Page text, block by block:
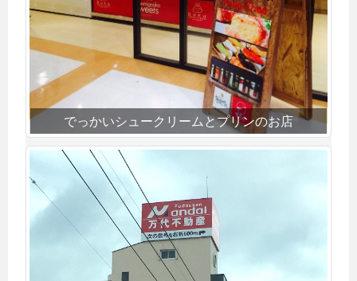
でっかいシュークリームとプリンのお店